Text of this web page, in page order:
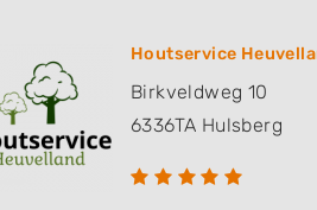
Houtservice
Birkveldweg 10
6336TA Hulsberg